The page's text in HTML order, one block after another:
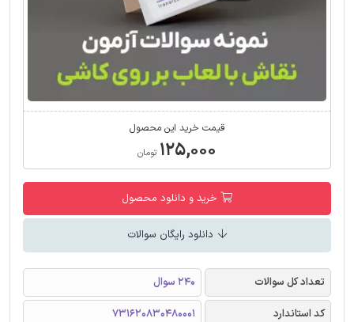
قیمت خرید این محصول
۱۲۵,۰۰۰ تومان
خرید و دانلود محصول
دانلود رایگان سوالات
تعداد کل سوالات
240 سوال
کد استاندارد
731620830480001